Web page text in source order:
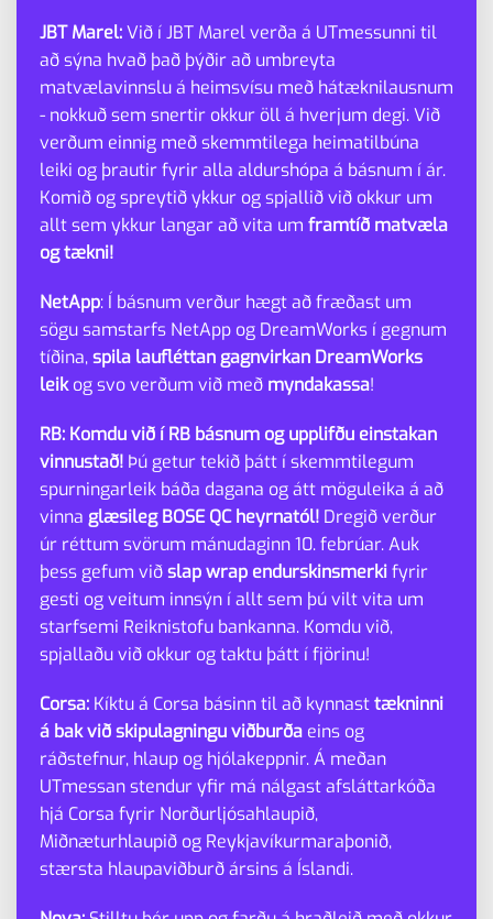
JBT Marel:Við í JBT Marel verða á UTmessunni til
að sýna hvað það þýðir að umbreyta
matvælavinnslu á heimsvísu með hátæknilausnum
- nokkuð sem snertir okkur öll á hverjum degi. Við
verðum einnig með skemmtilega heimatilbúna
leiki og þrautir fyrir alla aldurshópa á básnum í ár.
Komið og spreytið ykkur og spjallið við okkur um
allt sem ykkur langar að vita um framtíð matvæla
og tækni!
NetApp: Í básnum verður hægt að fræðast um
sögu samstarfs NetApp og DreamWorks í gegnum
tíðina,spila laufléttan gagnvirkan DreamWorks
leikog svo verðum við með myndakassa!
RB: Komdu við í RB básnum og upplifðu einstakan
vinnustað! Þú getur tekið þátt í skemmtilegum
spurningarleik báða dagana og átt möguleika á að
vinna glæsileg BOSE QC heyrnatól! Dregið verður
úr réttum svörum mánudaginn 10. febrúar. Auk
þess gefum viðslap wrap endurskinsmerkifyrir
gesti og veitum innsýn í allt sem þú vilt vita um
starfsemi Reiknistofu bankanna. Komdu við,
spjallaðu við okkur og taktu þátt í fjörinu!
Corsa: Kíktu á Corsa básinn til að kynnasttækninni
á bak við skipulagningu viðburða eins og
ráðstefnur, hlaup og hjólakeppnir. Á meðan
UTmessan stendur yfir má nálgast afsláttarkóða
hjá Corsa fyrir Norðurljósahlaupið,
Miðnæturhlaupið og Reykjavíkurmaraþonið,
stærsta hlaupaviðburð ársins á Íslandi.